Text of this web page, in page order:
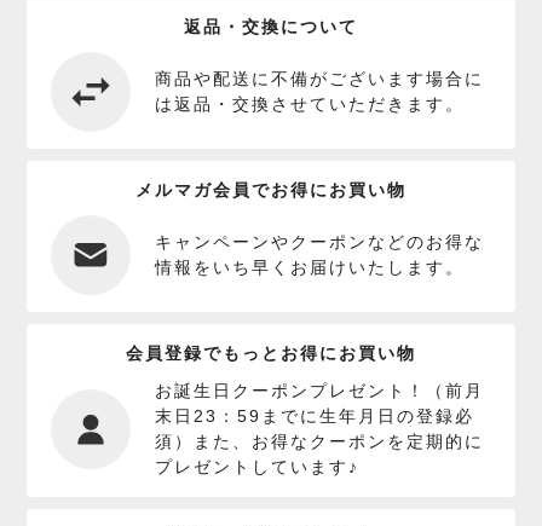
返品・交換について
商品や配送に不備がございます場合に
は返品・交換させていただきます。
メルマガ会員でお得にお買い物
キャンペーンやクーポンなどのお得な
情報をいち早くお届けいたします。
会員登録でもっとお得にお買い物
お誕生日クーポンプレゼント！（前月
末日23：59までに生年月日の登録必
須）また、お得なクーポンを定期的に
プレゼントしています♪